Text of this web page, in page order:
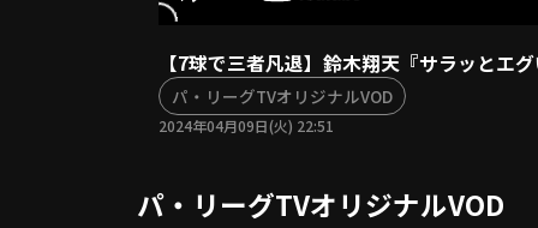
【7球で三者凡退】鈴木翔天『サラッと
パ・リーグTVオリジナルVOD
2024年04月09日(火) 22:51
パ・リーグTVオリジナルVOD